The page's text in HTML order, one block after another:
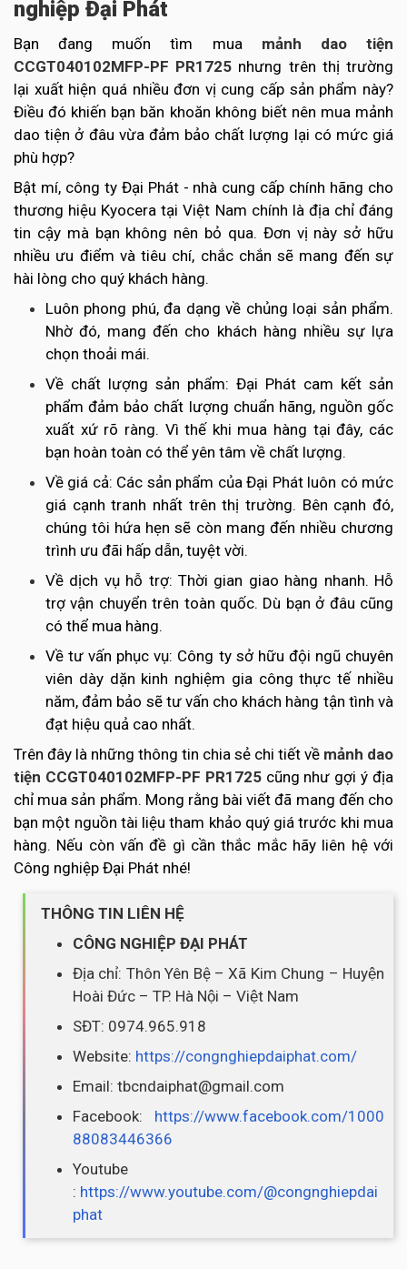
nghiệp Đại Phát
Bạn đang muốn tìm mua mảnh dao tiện
CCGT040102MFP-PF PR1725 nhưng trên thị trường
lại xuất hiện quá nhiều đơn vị cung cấp sản phẩm này?
Điều đó khiến bạn băn khoăn không biết nên mua mảnh
dao tiện ở đâu vừa đảm bảo chất lượng lại có mức giá
phù hợp?
Bật mí, công ty Đại Phát - nhà cung cấp chính hãng cho
thương hiệu Kyocera tại Việt Nam chính là địa chỉ đáng
tin cậy mà bạn không nên bỏ qua. Đơn vị này sở hữu
nhiều ưu điểm và tiêu chí, chắc chắn sẽ mang đến sự
hài lòng cho quý khách hàng.
Luôn phong phú, đa dạng về chủng loại sản phẩm.
Nhờ đó, mang đến cho khách hàng nhiều sự lựa
chọn thoải mái.
Về chất lượng sản phẩm: Đại Phát cam kết sản
phẩm đảm bảo chất lượng chuẩn hãng, nguồn gốc
xuất xứ rõ ràng. Vì thế khi mua hàng tại đây, các
bạn hoàn toàn có thể yên tâm về chất lượng.
Về giá cả: Các sản phẩm của Đại Phát luôn có mức
giá cạnh tranh nhất trên thị trường. Bên cạnh đó,
chúng tôi hứa hẹn sẽ còn mang đến nhiều chương
trình ưu đãi hấp dẫn, tuyệt vời.
Về dịch vụ hỗ trợ: Thời gian giao hàng nhanh. Hỗ
trợ vận chuyển trên toàn quốc. Dù bạn ở đâu cũng
có thể mua hàng.
Về tư vấn phục vụ: Công ty sở hữu đội ngũ chuyên
viên dày dặn kinh nghiệm gia công thực tế nhiều
năm, đảm bảo sẽ tư vấn cho khách hàng tận tình và
đạt hiệu quả cao nhất.
Trên đây là những thông tin chia sẻ chi tiết về mảnh dao
tiện CCGT040102MFP-PF PR1725 cũng như gợi ý địa
chỉ mua sản phẩm. Mong rằng bài viết đã mang đến cho
bạn một nguồn tài liệu tham khảo quý giá trước khi mua
hàng. Nếu còn vấn đề gì cần thắc mắc hãy liên hệ với
Công nghiệp Đại Phát nhé!
THÔNG TIN LIÊN HỆ
CÔNG NGHIỆP ĐẠI PHÁT
Địa chỉ: Thôn Yên Bệ – Xã Kim Chung – Huyện
Hoài Đức – TP. Hà Nội – Việt Nam
SĐT: 0974.965.918
Website: https://congnghiepdaiphat.com/
Email: tbcndaiphat@gmail.com
Facebook: https://www.facebook.com/1000
88083446366
Youtube
: https://www.youtube.com/@congnghiepdai
phat